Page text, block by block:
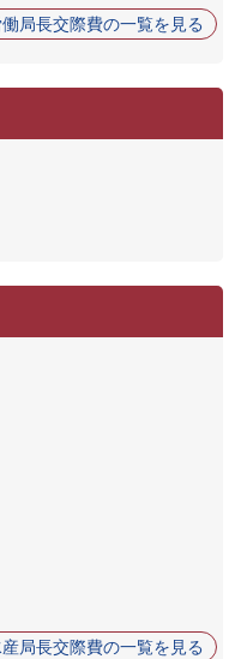
局長交際費の一覧を見る
局長交際費の一覧を見る